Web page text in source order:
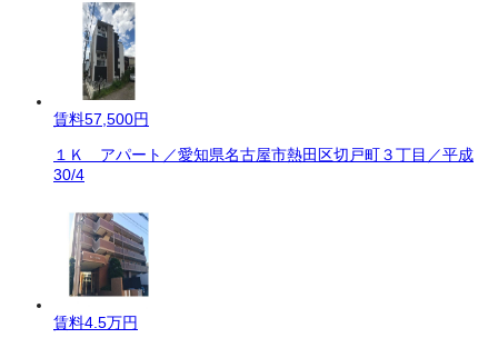
賃料57,500円
１Ｋ アパート／愛知県名古屋市熱田区切戸町３丁目／平成
30/4
賃料4.5万円